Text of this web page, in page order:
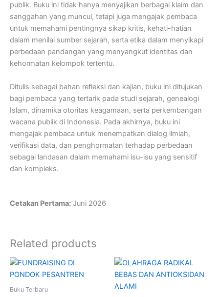
publik. Buku ini tidak hanya menyajikan berbagai klaim dan
sanggahan yang muncul, tetapi juga mengajak pembaca
untuk memahami pentingnya sikap kritis, kehati-hatian
dalam menilai sumber sejarah, serta etika dalam menyikapi
perbedaan pandangan yang menyangkut identitas dan
kehormatan kelompok tertentu.
Ditulis sebagai bahan refleksi dan kajian, buku ini ditujukan
bagi pembaca yang tertarik pada studi sejarah, genealogi
Islam, dinamika otoritas keagamaan, serta perkembangan
wacana publik di Indonesia. Pada akhirnya, buku ini
mengajak pembaca untuk menempatkan dialog ilmiah,
verifikasi data, dan penghormatan terhadap perbedaan
sebagai landasan dalam memahami isu-isu yang sensitif
dan kompleks.
Cetakan Pertama: Juni 2026
Related products
Buku Terbaru